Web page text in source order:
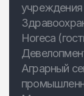
учреждения
Horeca
Аграрный